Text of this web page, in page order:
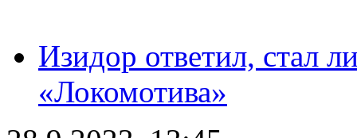
Изидор ответил, стал
«Локомотива»